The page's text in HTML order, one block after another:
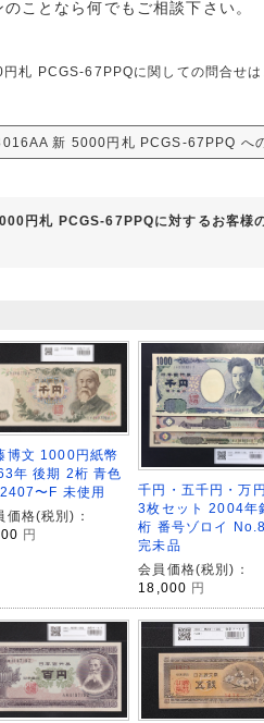
ことなら何でもご相談下さい。
PCGS-67PPQに関しての問合せは
新 5000円札 PCGS-67PPQ へ
円札 PCGS-67PPQに対するお客様
博文 1000円紙幣
年 後期 2桁 青色
〜F 未使用
価格(税別)：
円
千円・五千円・万円
3枚セット 2004年
桁 番号ゾロイ
完未品
会員価格(税別)：
18,000 円